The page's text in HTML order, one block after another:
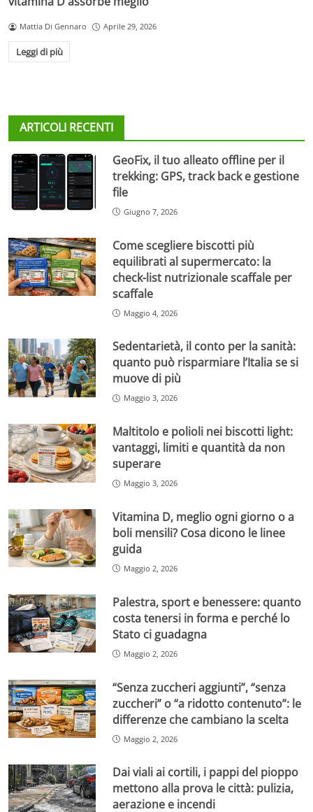
Mattia Di Gennaro Aprile 29, 2026
Leggi di più
ARTICOLI RECENTI
GeoFix, il tuo alleato offline per il
trekking: GPS, track back e gestione
file
Giugno 7, 2026
Come scegliere biscotti più
equilibrati al supermercato: la
check-list nutrizionale scaffale per
scaffale
Maggio 4, 2026
Sedentarietà, il conto per la sanità:
quanto può risparmiare l’Italia se si
muove di più
Maggio 3, 2026
Maltitolo e polioli nei biscotti light:
vantaggi, limiti e quantità da non
superare
Maggio 3, 2026
Vitamina D, meglio ogni giorno o a
boli mensili? Cosa dicono le linee
guida
Maggio 2, 2026
Palestra, sport e benessere: quanto
costa tenersi in forma e perché lo
Stato ci guadagna
Maggio 2, 2026
“Senza zuccheri aggiunti”, “senza
zuccheri” o “a ridotto contenuto”: le
differenze che cambiano la scelta
Maggio 2, 2026
Dai viali ai cortili, i pappi del pioppo
mettono alla prova le città: pulizia,
aerazione e incendi